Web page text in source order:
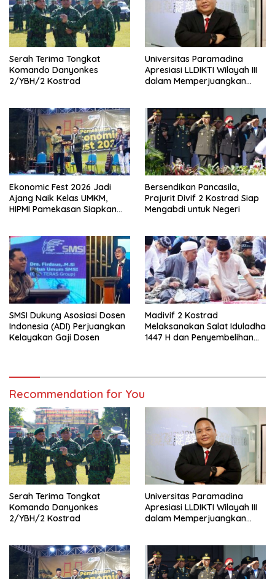
Serah Terima Tongkat
Komando Danyonkes
2/YBH/2 Kostrad
Universitas Paramadina
Apresiasi LLDIKTI Wilayah III
dalam Memperjuangkan
Ekonomic Fest 2026 Jadi
Ajang Naik Kelas UMKM,
HIPMI Pamekasan Siapkan
Bersendikan Pancasila,
Prajurit Divif 2 Kostrad Siap
Mengabdi untuk Negeri
SMSI Dukung Asosiasi Dosen
Indonesia (ADI) Perjuangkan
Kelayakan Gaji Dosen
Madivif 2 Kostrad
Melaksanakan Salat Iduladha
1447 H dan Penyembelihan
Recommendation for You
Serah Terima Tongkat
Komando Danyonkes
2/YBH/2 Kostrad
Universitas Paramadina
Apresiasi LLDIKTI Wilayah III
dalam Memperjuangkan